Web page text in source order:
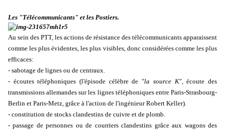
Les "Télécommunicants" et les Postiers.
Au sein des PTT, les actions de résistance des télécommunicants apparaissent
comme les plus évidentes, les plus visibles, donc considérées comme les plus
efficaces:
- sabotage de lignes ou de centraux.
- écoutes téléphoniques (l'épisode célèbre de "la source K", écoute des
transmissions allemandes sur les lignes téléphoniques entre Paris-Strasbourg-
Berlin et Paris-Metz, grâce à l'action de l'ingénieur Robert Keller).
- constitution de stocks clandestins de cuivre et de plomb.
- passage de personnes ou de courriers clandestins grâce aux wagons des